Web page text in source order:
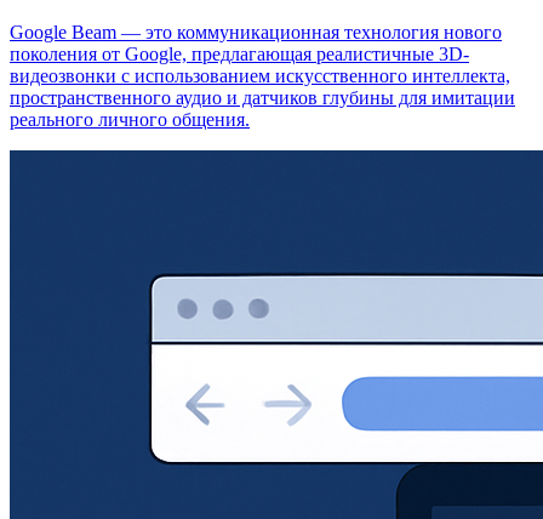
Google Beam — это коммуникационная технология нового
поколения от Google, предлагающая реалистичные 3D-
видеозвонки с использованием искусственного интеллекта,
пространственного аудио и датчиков глубины для имитации
реального личного общения.